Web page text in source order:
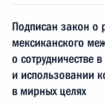
Подписан закон о
мексиканского
о сотрудничестве
и использовании
в мирных целях